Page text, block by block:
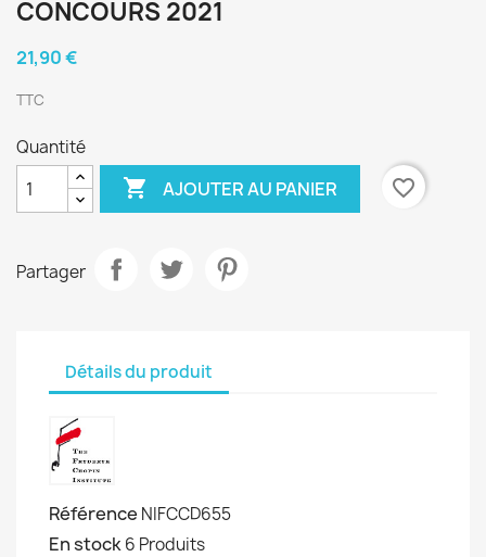
CONCOURS 2021
21,90 €
TTC
Quantité
 AJOUTER AU PANIER favorite_border
Partager
Détails du produit
Référence NIFCCD655
En stock6 Produits